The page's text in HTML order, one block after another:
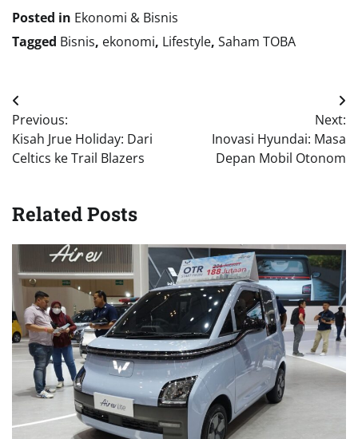
Posted in Ekonomi & Bisnis
Tagged Bisnis, ekonomi, Lifestyle, Saham TOBA
Navigasi
pos
Previous:
Kisah Jrue Holiday: Dari
Celtics ke Trail Blazers
Next:
Inovasi Hyundai: Masa
Depan Mobil Otonom
Related Posts